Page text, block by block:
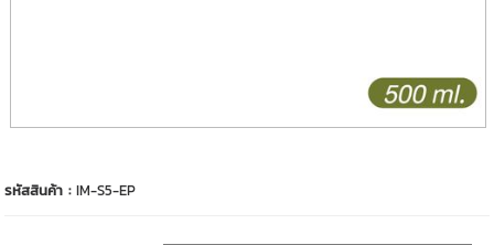
รหัสสินค้า :IM-S5-EP